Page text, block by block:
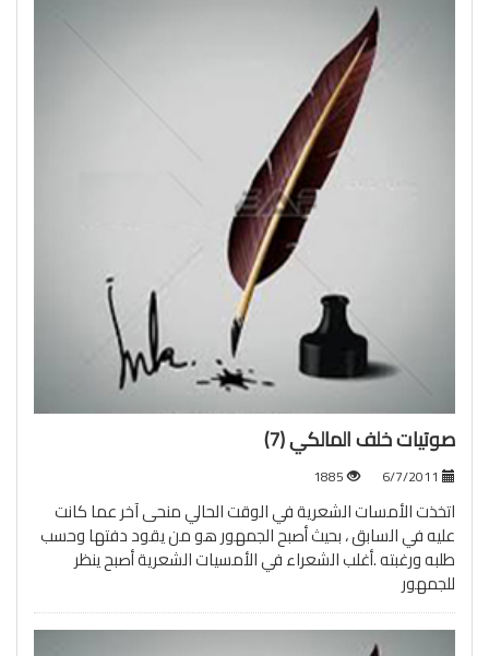
صوتيات خلف المالكي (7)
1885
اتخذت الأمسات الشعرية في الوقت الحالي منحى آخر عما كانت
عليه في السابق ، بحيث أصبح الجمهور هو من يقود دفتها وحسب
طلبه ورغبته .أغلب الشعراء في الأمسيات الشعرية أصبح ينظر
للجمهور